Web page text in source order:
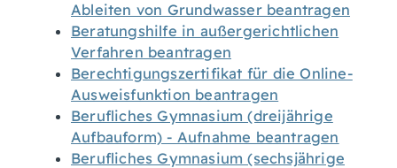
Ableiten von Grundwasser beantragen
Beratungshilfe in außergerichtlichen
Verfahren beantragen
Berechtigungszertifikat für die Online-
Ausweisfunktion beantragen
Berufliches Gymnasium (dreijährige
Aufbauform) - Aufnahme beantragen
Berufliches Gymnasium (sechsjährige